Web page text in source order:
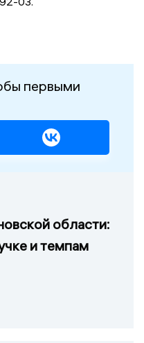
первыми
области:
и темпам